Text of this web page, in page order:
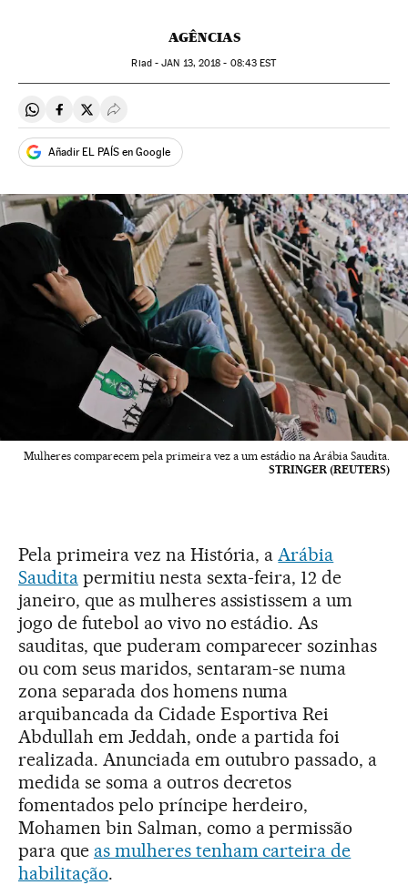
AGÊNCIAS
Riad -JAN 13, 2018 - 08:43 EST
Compartir en Whatsapp
Compartir en Facebook
Compartir en Twitter
Desplegar Redes Sociales
Añadir EL PAÍS en Google
Mulheres comparecem pela primeira vez a um estádio na Arábia Saudita.
STRINGER (REUTERS)
Pela primeira vez na História, aArábia
Sauditapermitiu nesta sexta-feira, 12 de
janeiro, que as mulheres assistissem a um
jogo de futebol ao vivo no estádio. As
sauditas, que puderam comparecer sozinhas
ou com seus maridos, sentaram-se numa
zona separada dos homens numa
arquibancada da Cidade Esportiva Rei
Abdullah em Jeddah, onde a partida foi
realizada. Anunciada em outubro passado, a
medida se soma a outros decretos
fomentados pelo príncipe herdeiro,
Mohamen bin Salman, como a permissão
para que as mulheres tenham carteira de
habilitação.